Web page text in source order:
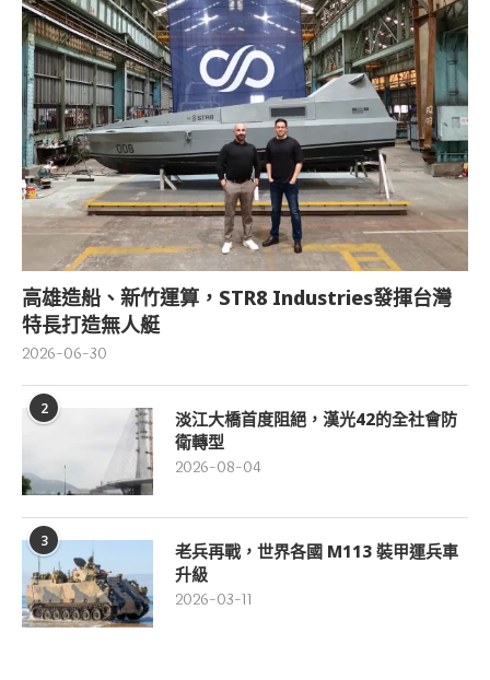
高雄造船、新竹運算，STR8 Industries發揮台灣
特長打造無人艇
2026-06-30
2
淡江大橋首度阻絕，漢光42的全社會防
衛轉型
2026-08-04
3
老兵再戰，世界各國 M113 裝甲運兵車
升級
2026-03-11